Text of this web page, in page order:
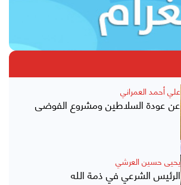
علي أحمد العمراني
عن عودة السلاطين ومشروع الفوضى
يحيى حسين العرشي
الرئيس الشرعي في ذمة الله